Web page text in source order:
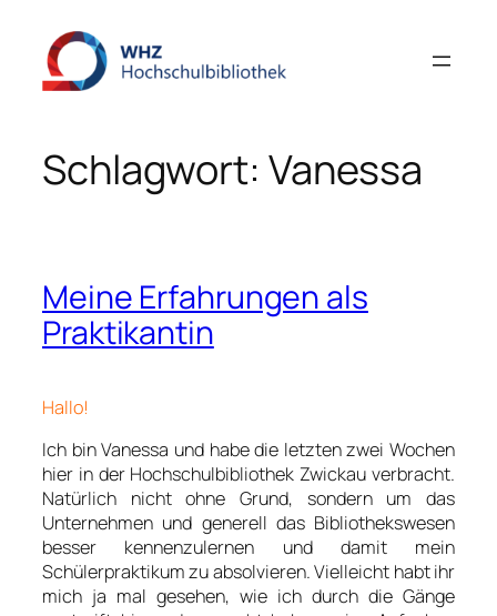
Inhalt
springen
Schlagwort: Vanessa
Meine Erfahrungen als
Praktikantin
Hallo!
Ich bin Vanessa und habe die letzten zwei Wochen
hier in der Hochschulbibliothek Zwickau verbracht.
Natürlich nicht ohne Grund, sondern um das
Unternehmen und generell das Bibliothekswesen
besser kennenzulernen und damit mein
Schülerpraktikum zu absolvieren. Vielleicht habt ihr
mich ja mal gesehen, wie ich durch die Gänge